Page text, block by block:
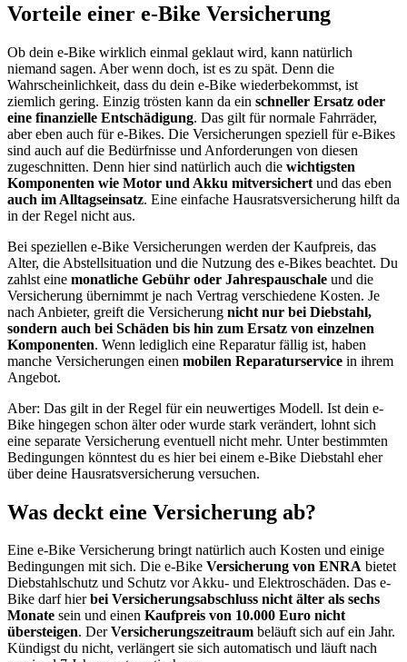
Vorteile einer e-Bike Versicherung
Ob dein e-Bike wirklich einmal geklaut wird, kann natürlich
niemand sagen. Aber wenn doch, ist es zu spät. Denn die
Wahrscheinlichkeit, dass du dein e-Bike wiederbekommst, ist
ziemlich gering. Einzig trösten kann da ein schneller Ersatz oder
eine finanzielle Entschädigung. Das gilt für normale Fahrräder,
aber eben auch für e-Bikes. Die Versicherungen speziell für e-Bikes
sind auch auf die Bedürfnisse und Anforderungen von diesen
zugeschnitten. Denn hier sind natürlich auch die wichtigsten
Komponenten wie Motor und Akku mitversichert und das eben
auch im Alltagseinsatz. Eine einfache Hausratsversicherung hilft da
in der Regel nicht aus.
Bei speziellen e-Bike Versicherungen werden der Kaufpreis, das
Alter, die Abstellsituation und die Nutzung des e-Bikes beachtet. Du
zahlst eine monatliche Gebühr oder Jahrespauschale und die
Versicherung übernimmt je nach Vertrag verschiedene Kosten. Je
nach Anbieter, greift die Versicherung nicht nur bei Diebstahl,
sondern auch bei Schäden bis hin zum Ersatz von einzelnen
Komponenten. Wenn lediglich eine Reparatur fällig ist, haben
manche Versicherungen einen mobilen Reparaturservice in ihrem
Angebot.
Aber: Das gilt in der Regel für ein neuwertiges Modell. Ist dein e-
Bike hingegen schon älter oder wurde stark verändert, lohnt sich
eine separate Versicherung eventuell nicht mehr. Unter bestimmten
Bedingungen könntest du es hier bei einem e-Bike Diebstahl eher
über deine Hausratsversicherung versuchen.
Was deckt eine Versicherung ab?
Eine e-Bike Versicherung bringt natürlich auch Kosten und einige
Bedingungen mit sich. Die e-Bike Versicherung von ENRA bietet
Diebstahlschutz und Schutz vor Akku- und Elektroschäden. Das e-
Bike darf hierbei Versicherungsabschluss nicht älter als sechs
Monate sein und einen Kaufpreis von 10.000 Euro nicht
übersteigen. DerVersicherungszeitraum beläuft sich auf ein Jahr.
Kündigst du nicht, verlängert sie sich automatisch und läuft nach